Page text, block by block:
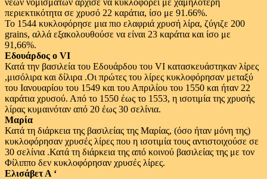
περιεκτικότητα σε χρυσό 22 καράτια, ίσο με 91.66%.
Το 1544 κυκλοφόρησε μια πιο ελαφριά χρυσή λίρα, ζύγιζε 200
grains, αλλά εξακολουθούσε να είναι 23 καράτια και ίσο με
91,66%.
Εδουάρδος ο VI
Κατά την βασιλεία του Εδουάρδου του VI κατασκευάστηκαν λίρες
,μισόλιρα και δίλιρα .Οι πρώτες του λίρες κυκλοφόρησαν μεταξύ
του Ιανουαρίου του 1549 και του Απριλίου του 1550 και ήταν 22
καράτια χρυσού. Από το 1550 έως το 1553, η ισοτιμία της χρυσής
λίρας κυμαινόταν από 20 έως 30 σελίνια.
Μαρία
Κατά τη διάρκεια της βασιλείας της Μαρίας, (όσο ήταν μόνη της)
κυκλοφόρησαν χρυσές λίρες που η ισοτιμία τους αντιστοιχούσε σε
30 σελίνια .Κατά τη διάρκεια της από κοινού βασιλείας της με τον
Φίλιππο δεν κυκλοφόρησαν χρυσές λίρες.
Ελισάβετ Α ‘